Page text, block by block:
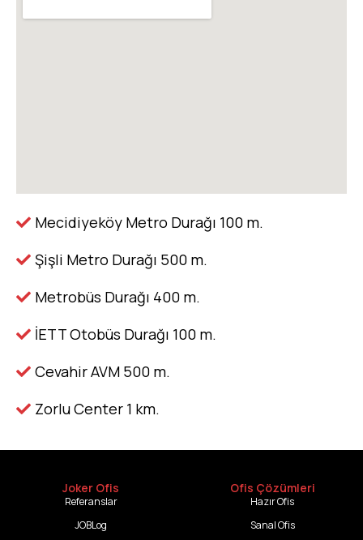
Mecidiyeköy Metro Durağı 100 m.
Şişli Metro Durağı 500 m.
Metrobüs Durağı 400 m.
İETT Otobüs Durağı 100 m.
Cevahir AVM 500 m.
Zorlu Center 1 km.
Joker Ofis
Referanslar
JOBLog
Ofis Çözümleri
Hazır Ofis
Sanal Ofis